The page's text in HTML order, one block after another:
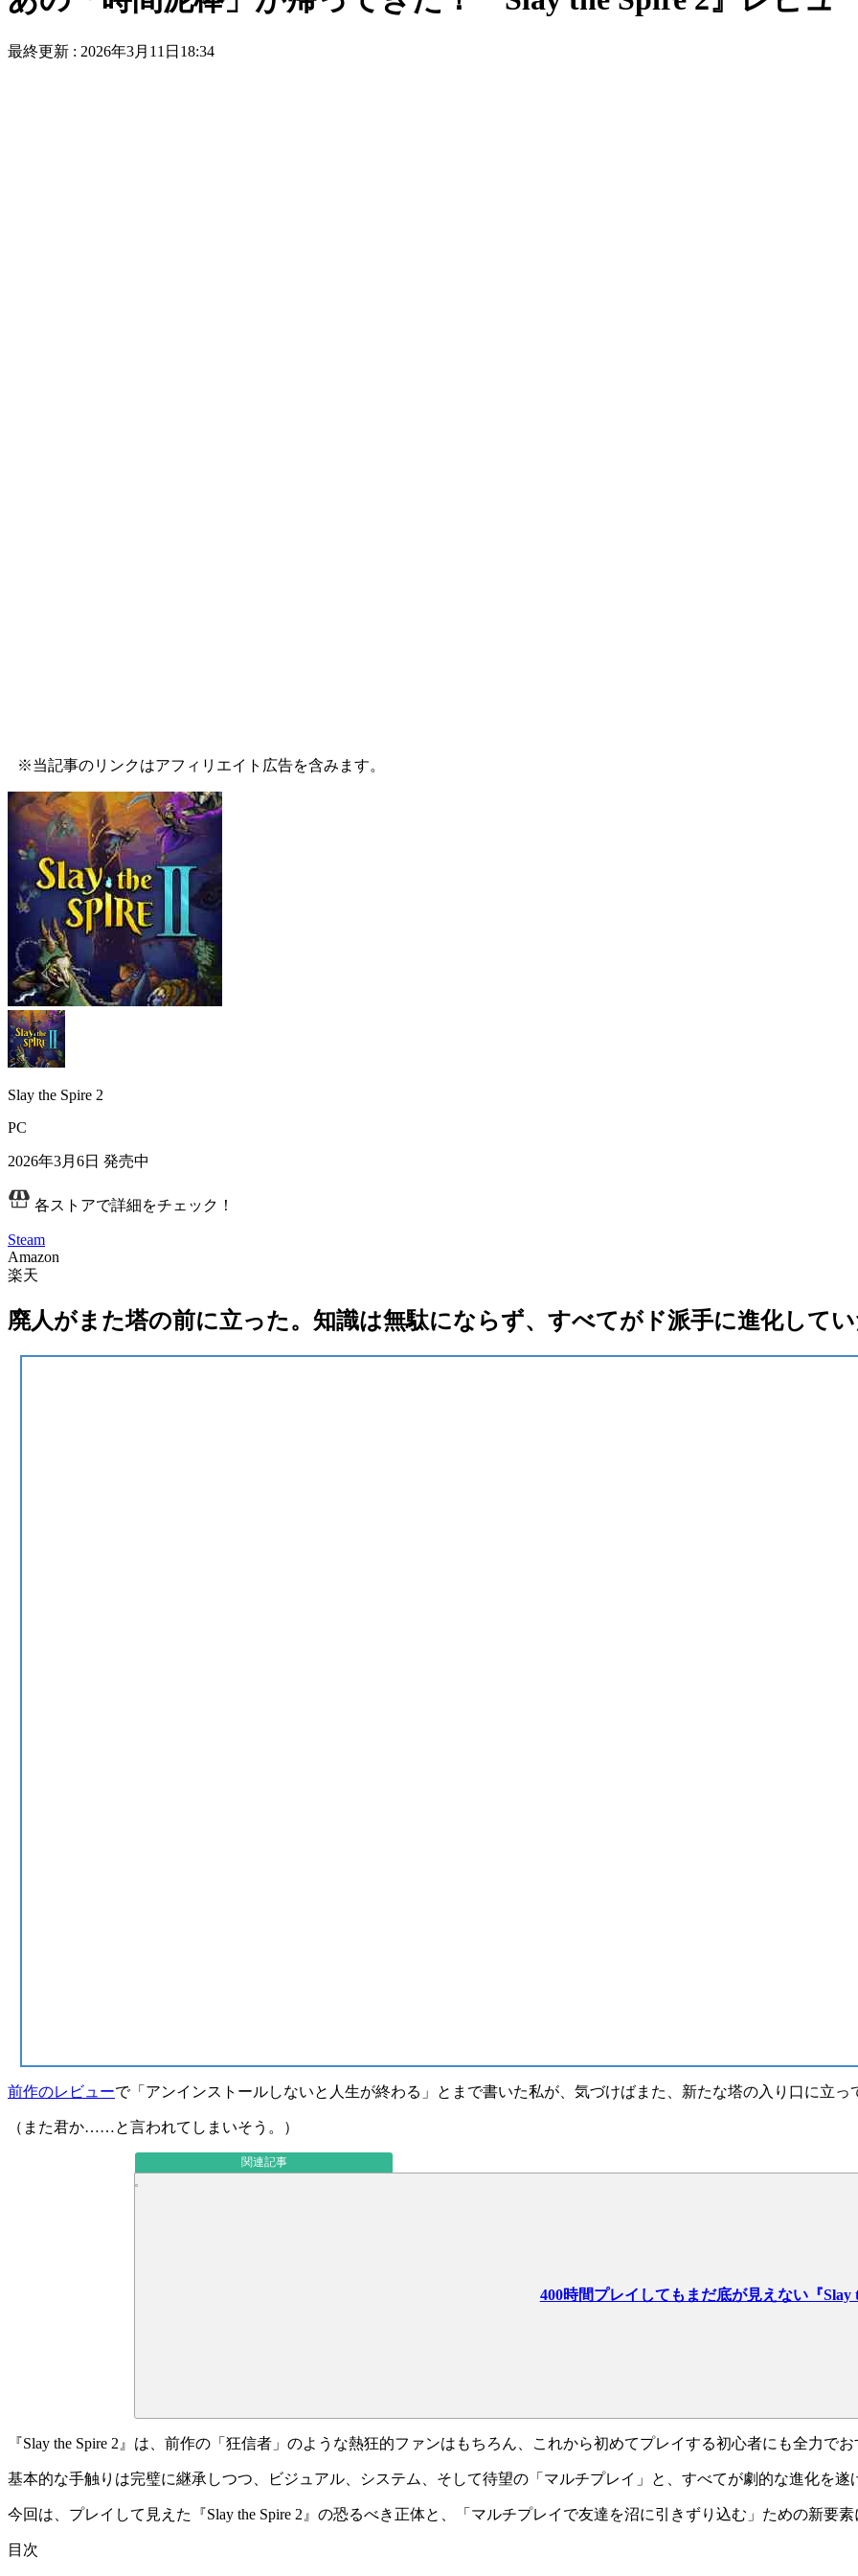
最終更新 : 2026年3月11日18:34
※当記事のリンクはアフィリエイト広告を含みます。
Slay the Spire 2
PC
2026年3月6日 発売中
各ストアで詳細をチェック！
Steam
Amazon
楽天
廃人がまた塔の前に立った。知識は無駄にならず、すべてがド派手に進化して
前作のレビューで「アンインストールしないと人生が終わる」 とまで書いた私が、気づけばまた、新たな塔の入り口に立っ
（また君か……と言われてしまいそう。）
関連記事
400時間プレイしてもまだ底が見えない『Slay
『Slay the Spire 2』 は、前作の 「狂信者」 のような熱狂的ファンはもちろん、 これから初めてプレイする初心者にも全力で
基本的な手触りは完璧に継承しつつ、 ビジュアル、システム、そして待望の「マルチプレイ」 と、すべてが劇的な進化を遂
今回は、プレイして見えた『Slay the Spire 2』の恐るべき正体と、 「マルチプレイで友達を沼に引きずり込む」ための新要素
目次